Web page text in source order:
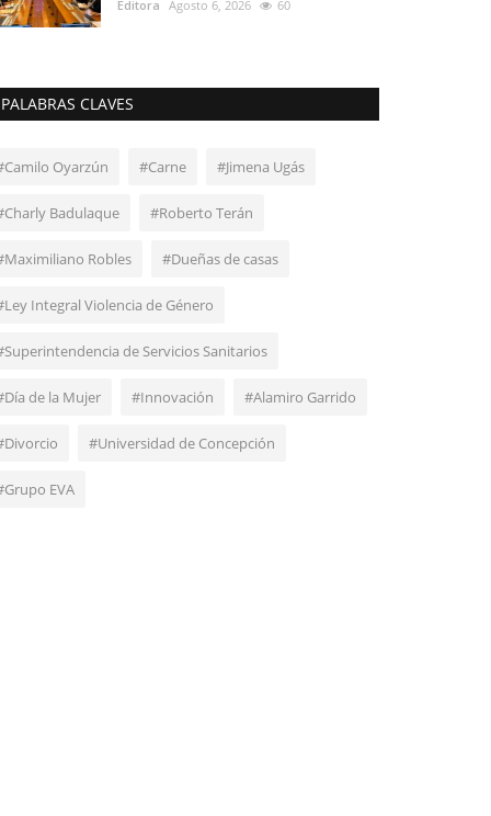
Editora Agosto 6, 2026 60
PALABRAS CLAVES
Oyarzún #Carne #Jimena Ugás
Badulaque #Roberto Terán
Robles #Dueñas de casas
Integral Violencia de Género
de Servicios Sanitarios
de la Mujer #Innovación #Alamiro Garrido
#Universidad de Concepción
EVA